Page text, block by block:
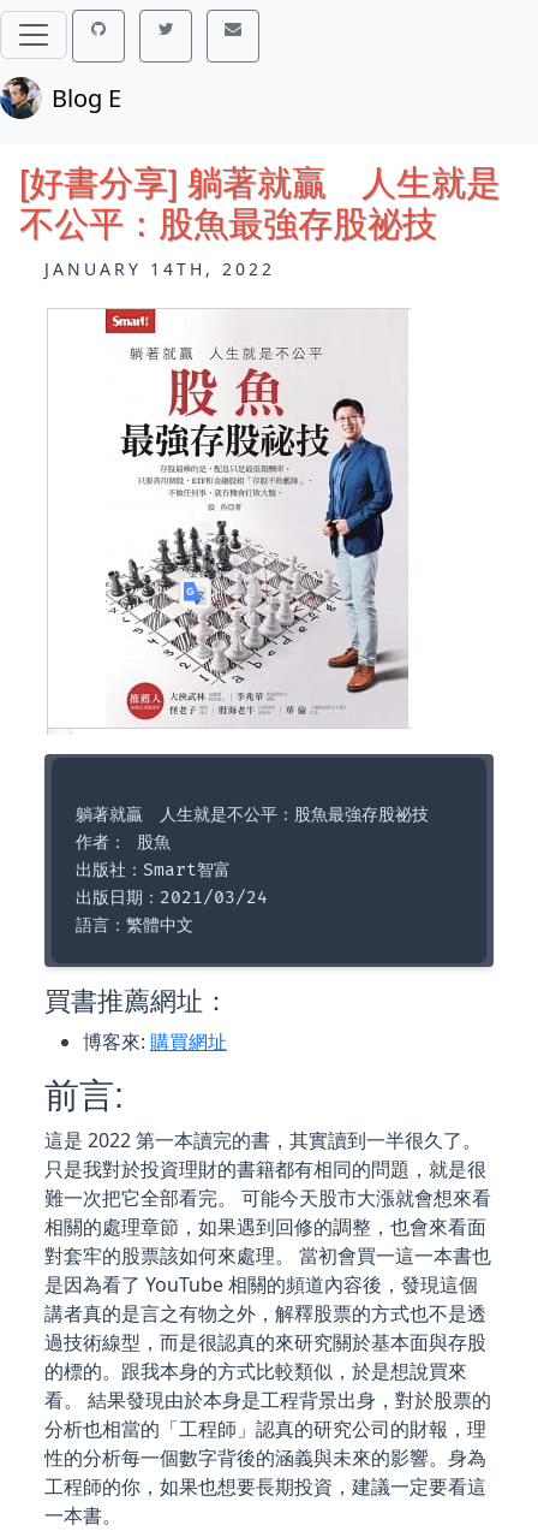
Blog E
[好書分享] 躺著就贏 人生就是
不公平：股魚最強存股祕技
JANUARY 14TH, 2022
躺著就贏　人生就是不公平：股魚最強存股祕技
作者： 股魚
出版社：Smart智富
出版日期：2021/03/24
買書推薦網址：
博客來: 購買網址
前言:
這是 2022 第一本讀完的書，其實讀到一半很久了。
只是我對於投資理財的書籍都有相同的問題，就是很
難一次把它全部看完。 可能今天股市大漲就會想來看
相關的處理章節，如果遇到回修的調整，也會來看面
對套牢的股票該如何來處理。 當初會買一這一本書也
是因為看了 YouTube 相關的頻道內容後，發現這個
講者真的是言之有物之外，解釋股票的方式也不是透
過技術線型，而是很認真的來研究關於基本面與存股
的標的。跟我本身的方式比較類似，於是想說買來
看。 結果發現由於本身是工程背景出身，對於股票的
分析也相當的「工程師」認真的研究公司的財報，理
性的分析每一個數字背後的涵義與未來的影響。身為
工程師的你，如果也想要長期投資，建議一定要看這
一本書。